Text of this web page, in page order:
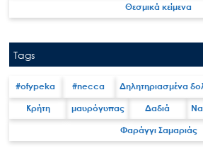
Search
Θεσμικά κείμενα
Tags
#ofypeka #necca Δηλητηριασμένα
Κρήτη μαυρόγυπας Δαδιά
Φαράγγι Σαμαριάς